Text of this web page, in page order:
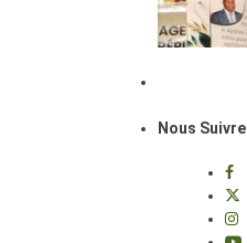
Nous Suivre